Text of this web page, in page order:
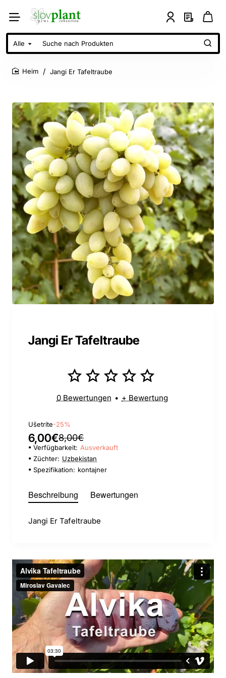
Alle
Suche
nach
Produkten
Jangi Er Tafeltraube
Jangi Er Tafeltraube
0 Bewertungen • + Bewertung
Ušetríte-25%
6,00€8,00€
Verfügbarkeit: Ausverkauft
Züchter: Uzbekistan
Spezifikation: kontajner
Beschreibung Bewertungen
Jangi Er Tafeltraube